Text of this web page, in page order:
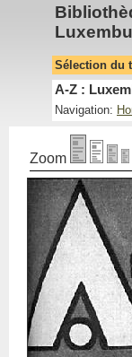
Sélection du
A-Z :
Navigation:
Zoom